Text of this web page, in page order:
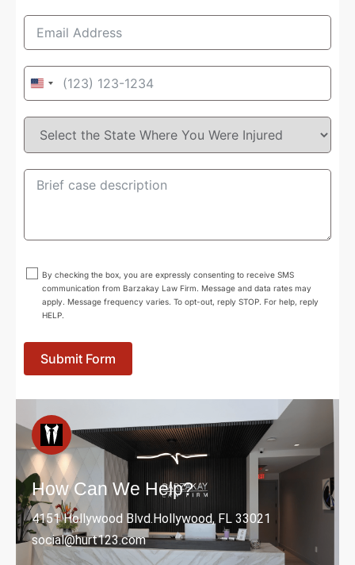
United
+1
By checking the box, you are expressly consenting to receive SMS
communication from Barzakay Law Firm. Message and data rates may
apply. Message frequency varies. To opt-out, reply STOP. For help, reply
HELP.
Submit Form
How Can We Help?
4151 Hollywood Blvd.Hollywood, FL 33021
social@hurt123.com